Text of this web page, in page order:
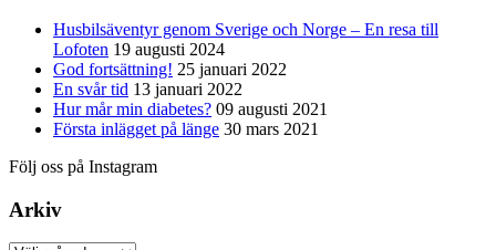
Husbilsäventyr genom Sverige och Norge – En resa till
Lofoten 19 augusti 2024
God fortsättning! 25 januari 2022
En svår tid 13 januari 2022
Hur mår min diabetes? 09 augusti 2021
Första inlägget på länge 30 mars 2021
Följ oss på Instagram
Arkiv